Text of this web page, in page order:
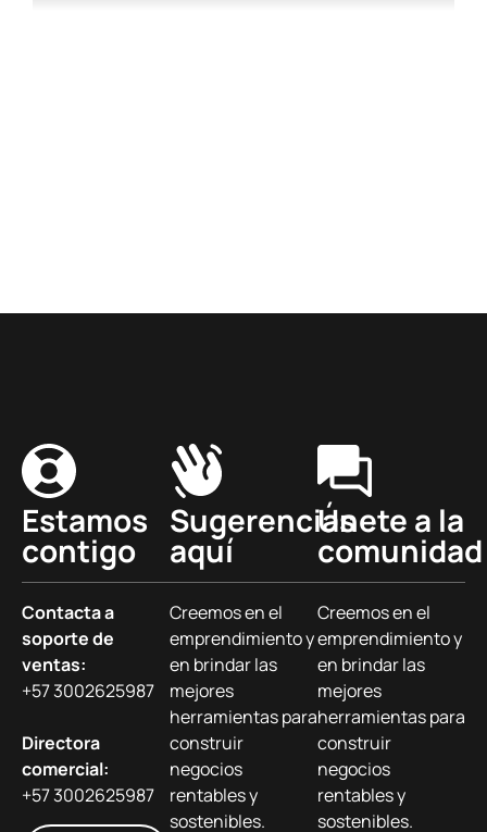
Estamos
contigo
Contacta a
soporte de
ventas:
+57 3002625987
Directora
comercial:
+57 3002625987
Sugerencias
aquí
Creemos en el
emprendimiento y
en brindar las
mejores
herramientas para
construir
negocios
rentables y
sostenibles.
Únete a la
comunidad
Creemos en el
emprendimiento y
en brindar las
mejores
herramientas para
construir
negocios
rentables y
sostenibles.